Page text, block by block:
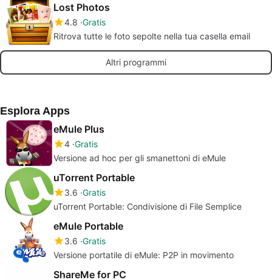
Lost Photos
4.8 Gratis
Ritrova tutte le foto sepolte nella tua casella email
Altri programmi
Esplora Apps
eMule Plus
4 Gratis
Versione ad hoc per gli smanettoni di eMule
uTorrent Portable
3.6 Gratis
uTorrent Portable: Condivisione di File Semplice
eMule Portable
3.6 Gratis
Versione portatile di eMule: P2P in movimento
ShareMe for PC